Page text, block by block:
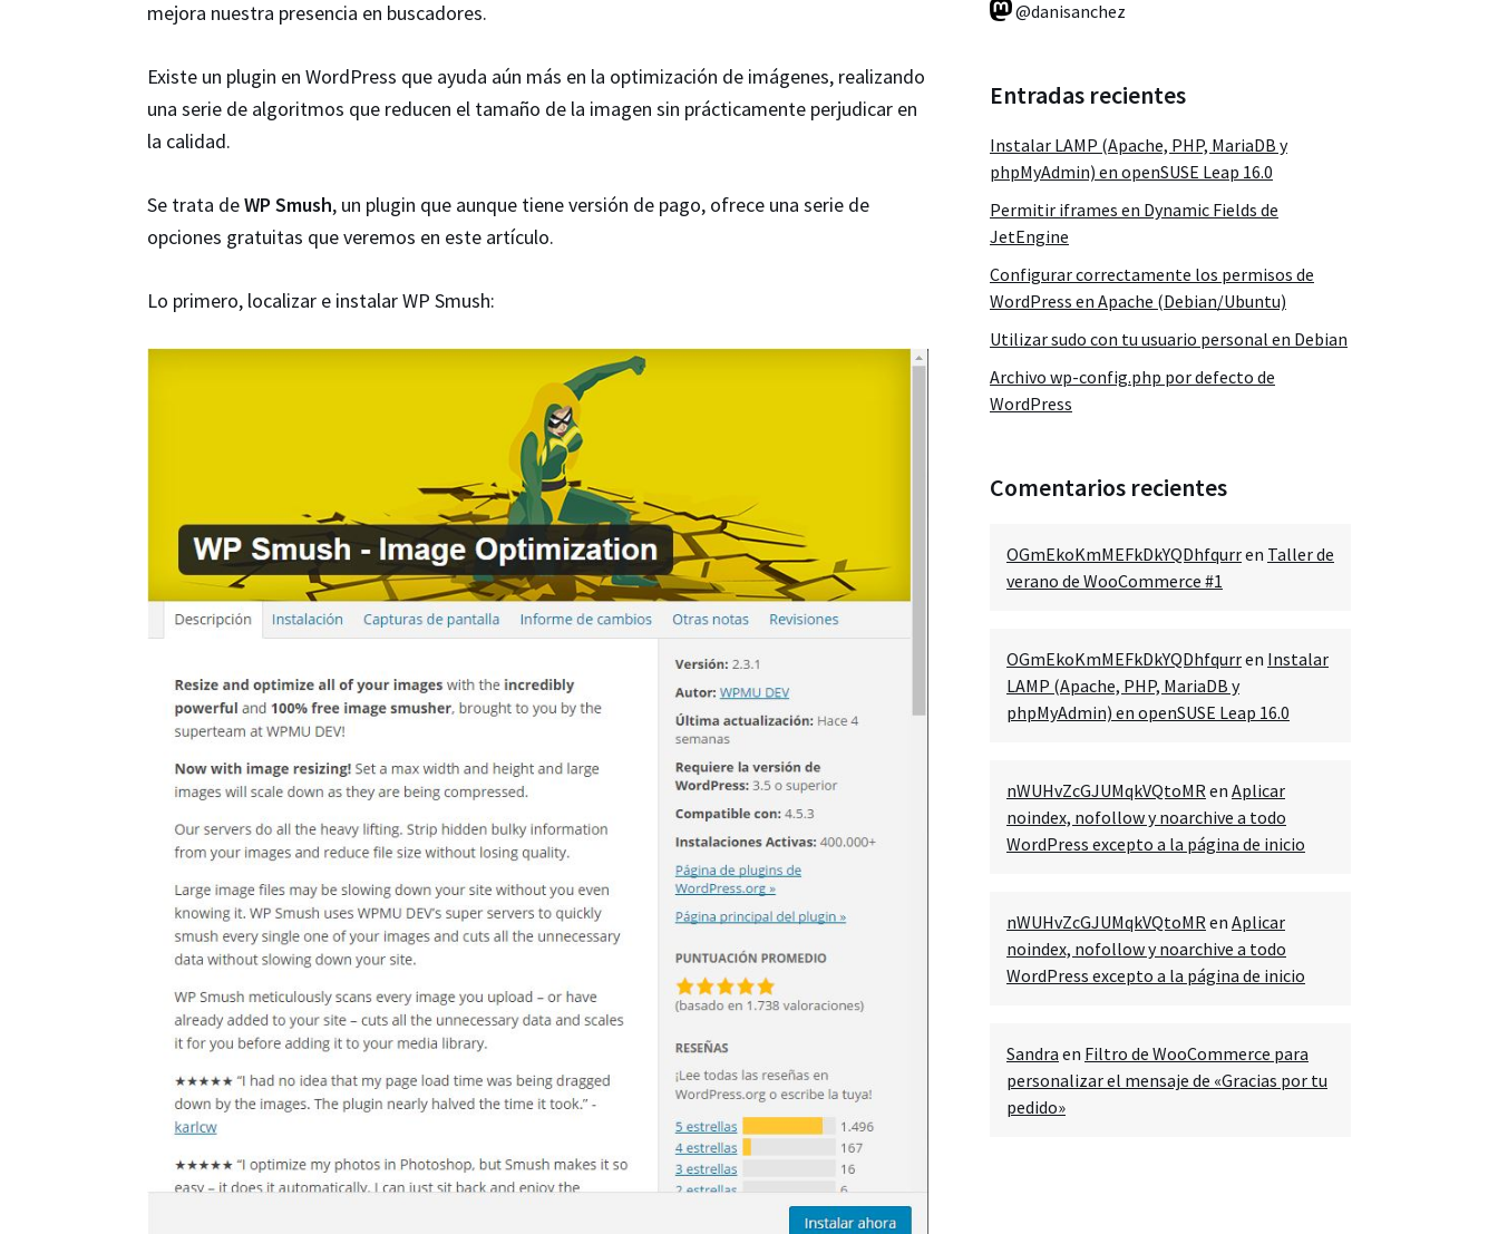
mejora nuestra presencia en buscadores.
Existe un plugin en WordPress que ayuda aún más en la optimización de imágenes, realizando
una serie de algoritmos que reducen el tamaño de la imagen sin prácticamente perjudicar en
la calidad.
Se trata deWP Smush, un plugin que aunque tiene versión de pago, ofrece una serie de
opciones gratuitas que veremos en este artículo.
Lo primero, localizar e instalar WP Smush:
@danisanchez
Entradas recientes
Instalar LAMP (Apache, PHP, MariaDB y
phpMyAdmin) en openSUSE Leap 16.0
Permitir iframes en Dynamic Fields de
JetEngine
Configurar correctamente los permisos de
WordPress en Apache (Debian/Ubuntu)
Utilizar sudo con tu usuario personal en Debian
Archivo wp-config.php por defecto de
WordPress
Comentarios recientes
OGmEkoKmMEFkDkYQDhfqurren Taller de
verano de WooCommerce #1
OGmEkoKmMEFkDkYQDhfqurren Instalar
LAMP (Apache, PHP, MariaDB y
phpMyAdmin) en openSUSE Leap 16.0
nWUHvZcGJUMqkVQtoMRen Aplicar
noindex, nofollow y noarchive a todo
WordPress excepto a la página de inicio
nWUHvZcGJUMqkVQtoMRen Aplicar
noindex, nofollow y noarchive a todo
WordPress excepto a la página de inicio
Sandra en Filtro de WooCommerce para
personalizar el mensaje de «Gracias por tu
pedido»